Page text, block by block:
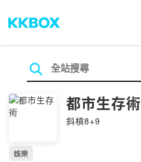
都市生存術
斜槓8+9
娛樂